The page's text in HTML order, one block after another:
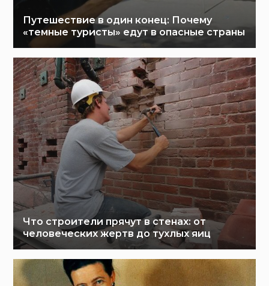
Путешествие в один конец: Почему
«темные туристы» едут в опасные страны
Что строители прячут в стенах: от
человеческих жертв до тухлых яиц